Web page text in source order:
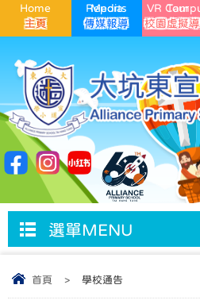
Home Media Reports VR Campus Tour
選單MENU
首頁 > 學校通告